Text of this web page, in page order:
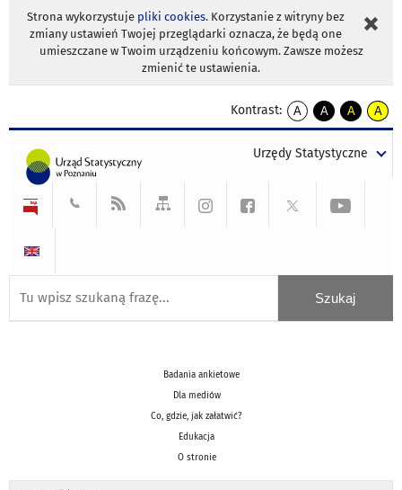
Strona wykorzystuje pliki cookies. Korzystanie z witryny bez
zmiany ustawień Twojej przeglądarki oznacza, że będą one
umieszczane w Twoim urządzeniu końcowym. Zawsze możesz
zmienić te ustawienia.
Kontrast:
A
kontrast
A
kontrast
tekst
czarnym
A
kontrast
tekst
czarnym
A
tekst
żółtym
Urzędy Statystyczne
Badania ankietowe
Dla mediów
Co, gdzie, jak załatwić?
Edukacja
O stronie